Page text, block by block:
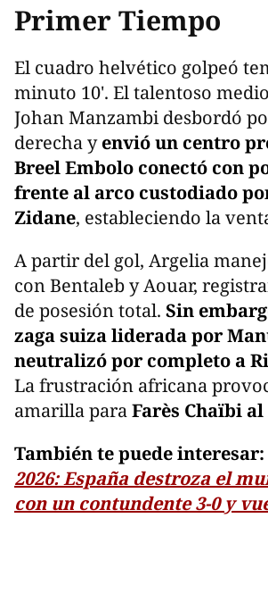
Primer Tiempo
El cuadro helvético golpeó
minuto 10'. El talentoso
Johan Manzambi desbordó
derecha yenvió un centro
Breel Embolo conectó con
frente al arco custodiado
Zidane, estableciendo la
A partir del gol, Argelia
con Bentaleb y Aouar,
de posesión total. Sin
zaga suiza liderada por
neutralizó por completo a
La frustración africana
amarilla paraFarès Chaïbi
También te puede interesar:
2026: España destroza el
con un contundente 3-0 y